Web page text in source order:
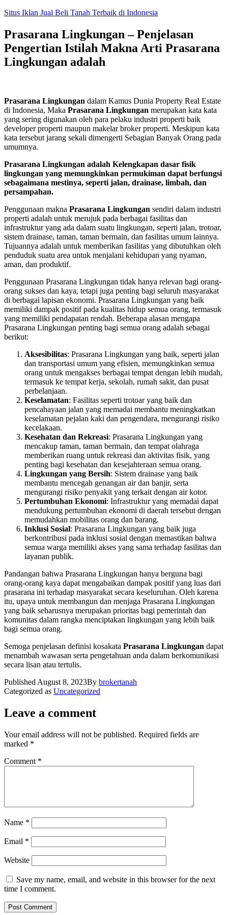
Skip
content
Situs Iklan Jual Beli Tanah Terbaik di Indonesia
Prasarana Lingkungan – Penjelasan
Pengertian Istilah Makna Arti Prasarana
Lingkungan adalah
Prasarana Lingkungan dalam Kamus Dunia Property Real Estate
di Indonesia, Maka Prasarana Lingkungan merupakan kata kata
yang sering digunakan oleh para pelaku industri properti baik
developer properti maupun makelar broker properti. Meskipun kata
kata tersebut jarang sekali dimengerti Sebagian Banyak Orang pada
umumnya.
Prasarana Lingkungan adalah Kelengkapan dasar fisik
lingkungan yang memungkinkan permukiman dapat berfungsi
sebagaimana mestinya, seperti jalan, drainase, limbah, dan
persampahan.
Penggunaan makna Prasarana Lingkungan sendiri dalam industri
properti adalah untuk merujuk pada berbagai fasilitas dan
infrastruktur yang ada dalam suatu lingkungan, seperti jalan, trotoar,
sistem drainase, taman, taman bermain, dan fasilitas umum lainnya.
Tujuannya adalah untuk memberikan fasilitas yang dibutuhkan oleh
penduduk suatu area untuk menjalani kehidupan yang nyaman,
aman, dan produktif.
Penggunaan Prasarana Lingkungan tidak hanya relevan bagi orang-
orang sukses dan kaya, tetapi juga penting bagi seluruh masyarakat
di berbagai lapisan ekonomi. Prasarana Lingkungan yang baik
memiliki dampak positif pada kualitas hidup semua orang, termasuk
yang memiliki pendapatan rendah. Beberapa alasan mengapa
Prasarana Lingkungan penting bagi semua orang adalah sebagai
berikut:
Aksesibilitas: Prasarana Lingkungan yang baik, seperti jalan
dan transportasi umum yang efisien, memungkinkan semua
orang untuk mengakses berbagai tempat dengan lebih mudah,
termasuk ke tempat kerja, sekolah, rumah sakit, dan pusat
perbelanjaan.
Keselamatan: Fasilitas seperti trotoar yang baik dan
pencahayaan jalan yang memadai membantu meningkatkan
keselamatan pejalan kaki dan pengendara, mengurangi risiko
kecelakaan.
Kesehatan dan Rekreasi: Prasarana Lingkungan yang
mencakup taman, taman bermain, dan tempat olahraga
memberikan ruang untuk rekreasi dan aktivitas fisik, yang
penting bagi kesehatan dan kesejahteraan semua orang.
Lingkungan yang Bersih: Sistem drainase yang baik
membantu mencegah genangan air dan banjir, serta
mengurangi risiko penyakit yang terkait dengan air kotor.
Pertumbuhan Ekonomi: Infrastruktur yang memadai dapat
mendukung pertumbuhan ekonomi di daerah tersebut dengan
memudahkan mobilitas orang dan barang.
Inklusi Sosial: Prasarana Lingkungan yang baik juga
berkontribusi pada inklusi sosial dengan memastikan bahwa
semua warga memiliki akses yang sama terhadap fasilitas dan
layanan publik.
Pandangan bahwa Prasarana Lingkungan hanya berguna bagi
orang-orang kaya dapat mengabaikan dampak positif yang luas dari
prasarana ini terhadap masyarakat secara keseluruhan. Oleh karena
itu, upaya untuk membangun dan menjaga Prasarana Lingkungan
yang baik seharusnya merupakan prioritas bagi pemerintah dan
komunitas dalam rangka menciptakan lingkungan yang lebih baik
bagi semua orang.
Semoga penjelasan definisi kosakata Prasarana Lingkungan dapat
menambah wawasan serta pengetahuan anda dalam berkomunikasi
secara lisan atau tertulis.
Published August 8, 2023By brokertanah
Categorized as Uncategorized
Leave a comment
Your email address will not be published. Required fields are
marked *
Comment *
Name *
Email *
Website
Save my name, email, and website in this browser for the next
time I comment.